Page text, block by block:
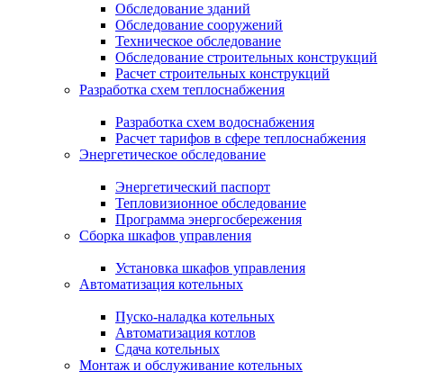
Обследование зданий
Обследование сооружений
Техническое обследование
Обследование строительных конструкций
Расчет строительных конструкций
Разработка схем теплоснабжения
Разработка схем водоснабжения
Расчет тарифов в сфере теплоснабжения
Энергетическое обследование
Энергетический паспорт
Тепловизионное обследование
Программа энергосбережения
Сборка шкафов управления
Установка шкафов управления
Автоматизация котельных
Пуско-наладка котельных
Автоматизация котлов
Сдача котельных
Монтаж и обслуживание котельных